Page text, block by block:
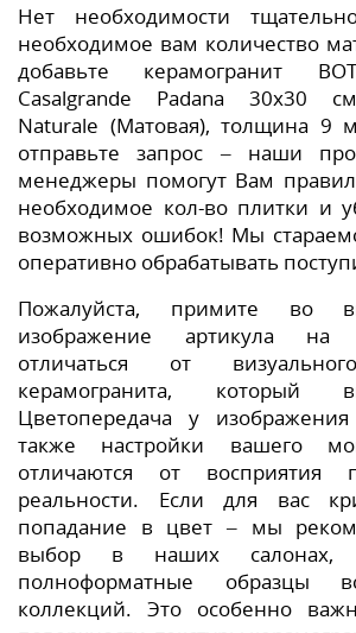
Нет необходимости
необходимое вам количество
добавьте керамогранит
Casalgrande Padana 30x30
Naturale (Матовая), толщина 9
отправьте запрос – наши
менеджеры помогут Вам
необходимое кол-во плитки и
возможных ошибок! Мы
оперативно обрабатывать
Пожалуйста, примите во
изображение артикула
отличаться от
керамогранита, который
Цветопередача у
также настройки вашего
отличаются от восприятия
реальности. Если для вас
попадание в цвет – мы
выбор в наших салонах,
полноформатные образцы
коллекций. Это особенно